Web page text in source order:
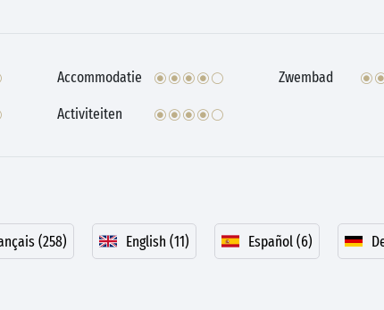
Accommodatie
Zwembad
Activiteiten
(258) English (11) Español (6)